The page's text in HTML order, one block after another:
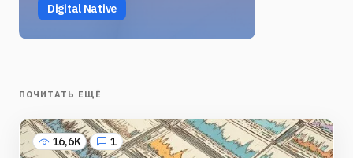
Digital Native
ПОЧИТАТЬ ЕЩЁ
16,6K 1